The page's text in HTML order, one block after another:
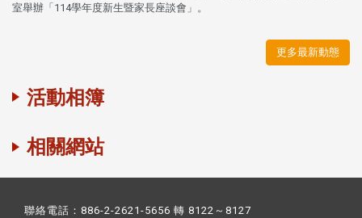
室舉辦「114學年度新生暨家長座談會」。
更多最新動態
活動相簿
相關網站
聯絡電話：886-2-2621-5656 轉 8122～8127